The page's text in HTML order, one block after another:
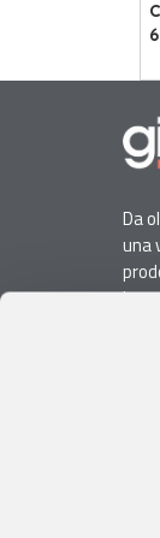
Da
una
La